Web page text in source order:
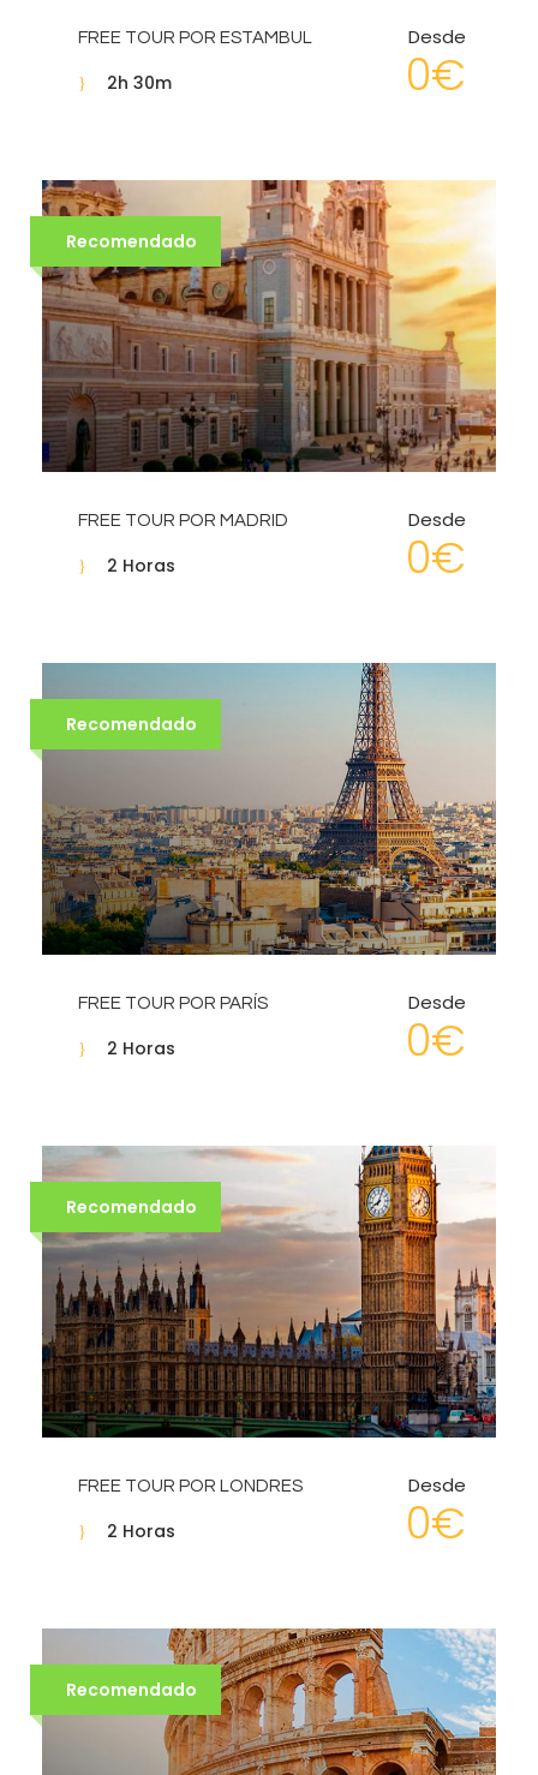
FREE TOUR POR ESTAMBUL Desde
0€
2h 30m
Recomendado
FREE TOUR POR MADRID Desde
0€
2 Horas
Recomendado
FREE TOUR POR PARÍS Desde
0€
2 Horas
Recomendado
FREE TOUR POR LONDRES Desde
0€
2 Horas
Recomendado